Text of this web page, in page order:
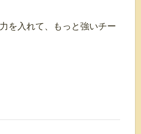
を入れて、もっと強いチー